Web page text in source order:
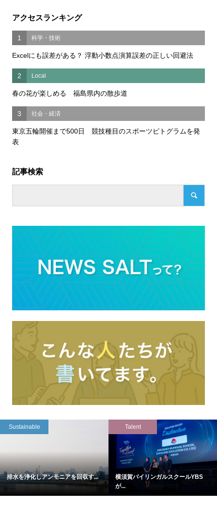
アクセスランキング
1 科学・技術
Excelにも誤差がある？ 浮動小数点演算誤差の正しい回避法
2 Local
春の花が楽しめる 福島県内の散歩道
3 社会・経済
東京五輪開催まで500日 競技種目のスポーツピトグラムを発
表
記事検索
Sustainable
排水を浄化しアンモニアを回収す...
Talent
横須賀バイリンガルスクールYBS
が...